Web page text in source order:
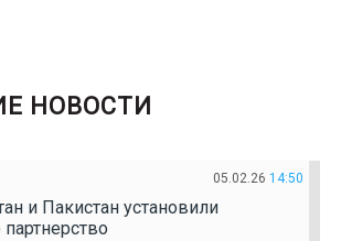
НОВОСТИ
05.02.26 14:50
и Пакистан установили
партнерство